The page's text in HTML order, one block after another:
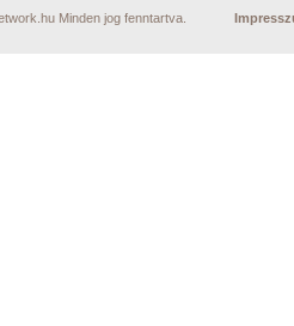
Minden jog fenntartva.